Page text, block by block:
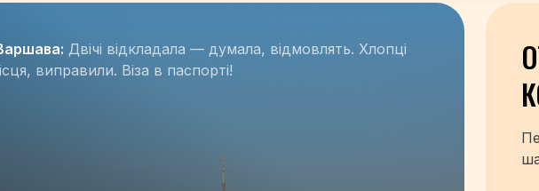
Двічі відкладала — думала, відмовлять. Хлопці
виправили. Віза в паспорті!